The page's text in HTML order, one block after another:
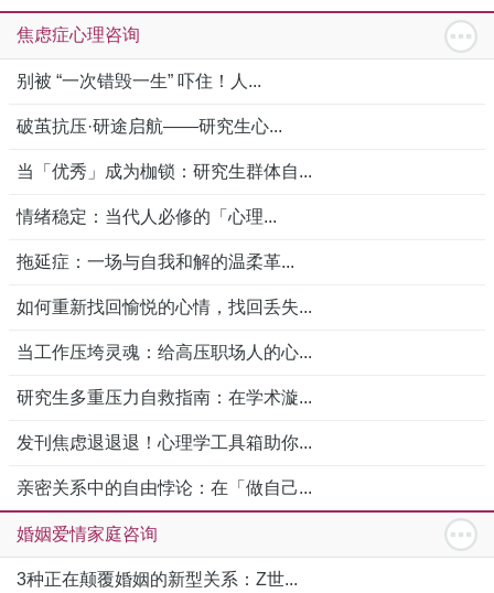
焦虑症心理咨询
别被 “一次错毁一生” 吓住！人...
破茧抗压·研途启航——研究生心...
当「优秀」成为枷锁：研究生群体自...
情绪稳定：当代人必修的「心理...
拖延症：一场与自我和解的温柔革...
如何重新找回愉悦的心情，找回丢失...
当工作压垮灵魂：给高压职场人的心...
研究生多重压力自救指南：在学术漩...
发刊焦虑退退退！心理学工具箱助你...
亲密关系中的自由悖论：在「做自己...
婚姻爱情家庭咨询
3种正在颠覆婚姻的新型关系：Z世...